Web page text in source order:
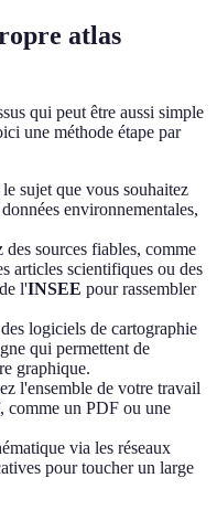
atlas
qui peut être aussi simple
une méthode étape par
sujet que vous souhaitez
environnementales,
des sources fiables, comme
articles scientifiques ou des
l'INSEE pour rassembler
logiciels de cartographie
qui permettent de
graphique.
l'ensemble de votre travail
comme un PDF ou une
via les réseaux
pour toucher un large